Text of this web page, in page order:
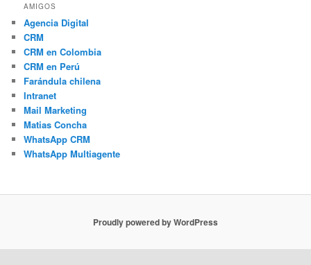
AMIGOS
Agencia Digital
CRM
CRM en Colombia
CRM en Perú
Farándula chilena
Intranet
Mail Marketing
Matias Concha
WhatsApp CRM
WhatsApp Multiagente
Proudly powered by WordPress